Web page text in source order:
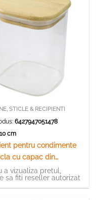
STICLE & RECIPIENTI
6427947051478
cm
pentru condimente
cu capac din
8 x 10.5 cm
a vizualiza pretul,
sa fiti reseller autorizat